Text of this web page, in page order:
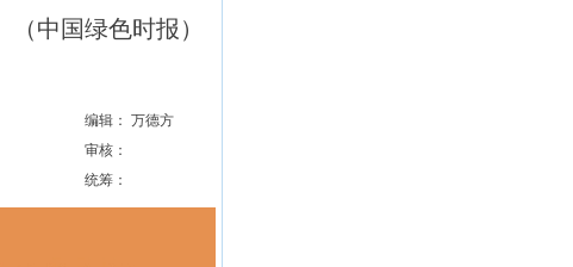
（中国绿色时报）
编辑： 万德方
审核：
统筹：